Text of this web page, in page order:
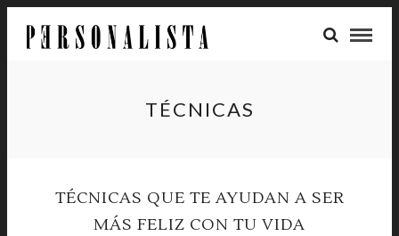
TÉCNICAS
TÉCNICAS QUE TE AYUDAN A SER
MÁS FELIZ CON TU VIDA